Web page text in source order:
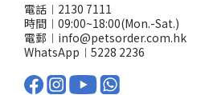
電話︱2130 7111
時間︱09:00~18:00(Mon.-Sat.)
電郵︱info@petsorder.com.hk
WhatsApp︱ 5228 2236